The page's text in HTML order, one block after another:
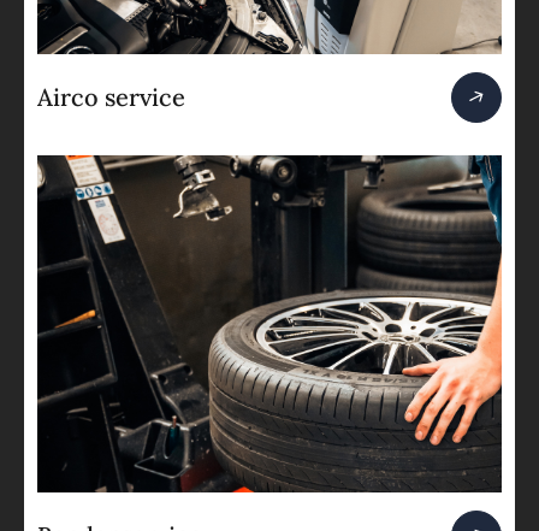
Airco service